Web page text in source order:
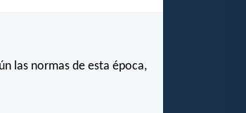
las normas de esta época,